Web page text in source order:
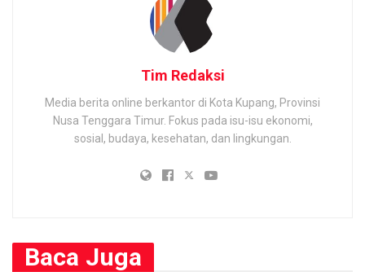
Tim Redaksi
Media berita online berkantor di Kota Kupang, Provinsi
Nusa Tenggara Timur. Fokus pada isu-isu ekonomi,
sosial, budaya, kesehatan, dan lingkungan.
Baca Juga